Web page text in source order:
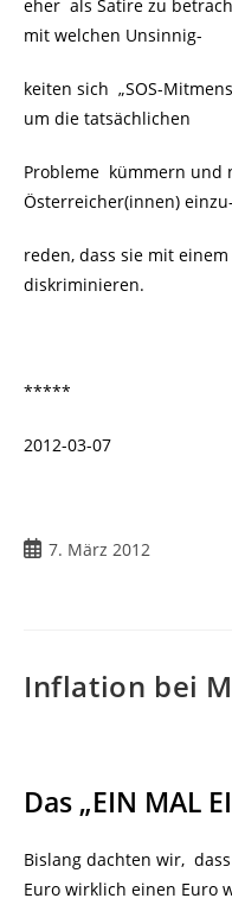
eher als Satire zu
mit welchen Unsinnig-
keiten sich „SOS-
um die tatsächlichen
Probleme kümmern und
Österreicher(innen) einzu-
reden, dass sie mit
diskriminieren.
*****
2012-03-07
Beitrag
7. März 2012
Inflation bei
Das „EIN MAL
Bislang dachten wir,
Euro wirklich einen Euro